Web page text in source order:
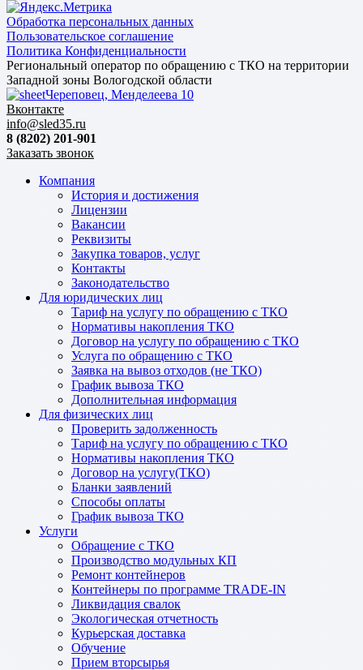
Обработка персональных данных
Пользовательское соглашение
Политика Конфиденциальности
Региональный оператор по обращению с ТКО на территории
Западной зоны Вологодской области
Череповец, Менделеева 10
Вконтакте
info@sled35.ru
8 (8202) 201-901
Заказать звонок
Компания
История и достижения
Лицензии
Вакансии
Реквизиты
Закупка товаров, услуг
Контакты
Законодательство
Для юридических лиц
Тариф на услугу по обращению с ТКО
Нормативы накопления ТКО
Договор на услугу по обращению с ТКО
Услуга по обращению с ТКО
Заявка на вывоз отходов (не ТКО)
График вывоза ТКО
Дополнительная информация
Для физических лиц
Проверить задолженность
Тариф на услугу по обращению с ТКО
Нормативы накопления ТКО
Договор на услугу(ТКО)
Бланки заявлений
Способы оплаты
График вывоза ТКО
Услуги
Обращение с ТКО
Производство модульных КП
Ремонт контейнеров
Контейнеры по программе TRADE-IN
Ликвидация свалок
Экологическая отчетность
Курьерская доставка
Обучение
Прием вторсырья